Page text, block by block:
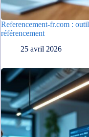
Referencement-fr.com :
référencement
25 avril 2026